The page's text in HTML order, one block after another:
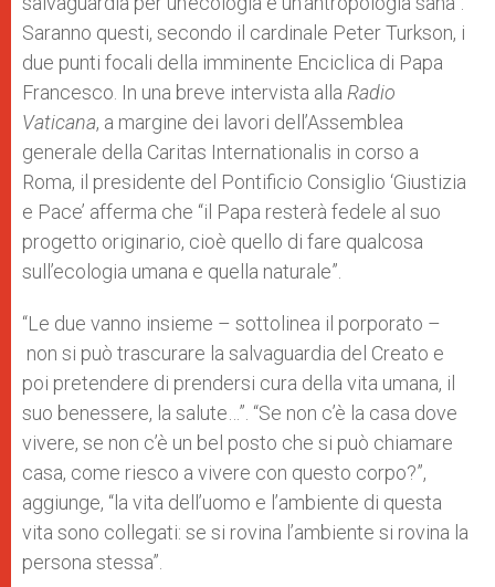
Saranno questi, secondo il cardinale Peter Turkson, i
due punti focali della imminente Enciclica di Papa
Francesco. In una breve intervista alla Radio
Vaticana, a margine dei lavori dell’Assemblea
generale della Caritas Internationalis in corso a
Roma, il presidente del Pontificio Consiglio ‘Giustizia
e Pace’ afferma che “il Papa resterà fedele al suo
progetto originario, cioè quello di fare qualcosa
sull’ecologia umana e quella naturale”.
“Le due vanno insieme – sottolinea il porporato –
non si può trascurare la salvaguardia del Creato e
poi pretendere di prendersi cura della vita umana, il
suo benessere, la salute…”. “Se non c’è la casa dove
vivere, se non c’è un bel posto che si può chiamare
casa, come riesco a vivere con questo corpo?”,
aggiunge, “la vita dell’uomo e l’ambiente di questa
vita sono collegati: se si rovina l’ambiente si rovina la
persona stessa”.